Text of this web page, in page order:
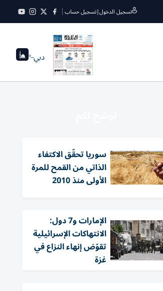
تسجيل الدخول|تسجيل حساب
دبي--°
سوريا تحقّق الاكتفاء
الذاتي من القمح للمرة
الأولى منذ 2010
الإمارات و7 دول:
الانتهاكات الإسرائيلية
تقوّض إنهاء النزاع في
غزة